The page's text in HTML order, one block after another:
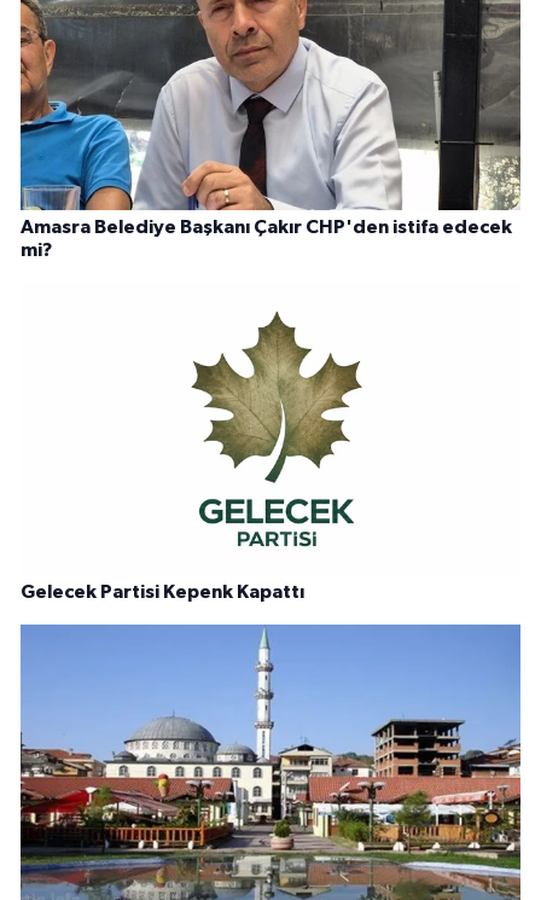
Amasra Belediye Başkanı Çakır CHP'den istifa edecek
mi?
Gelecek Partisi Kepenk Kapattı